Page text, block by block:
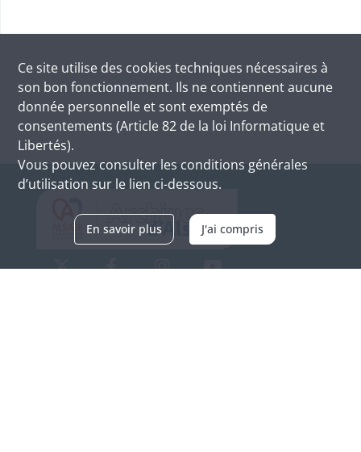
Ce site utilise des cookies techniques nécessaires à
son bon fonctionnement. Ils ne contiennent aucune
donnée personnelle et sont exemptés de
consentements (Article 82 de la loi Informatique et
Libertés).
Vous pouvez consulter les conditions générales
d’utilisation sur le lien ci-dessous.
En savoir plus J'ai compris